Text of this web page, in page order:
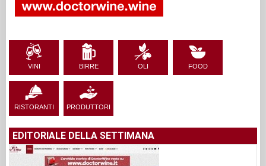
VINI BIRRE OLI FOOD
RISTORANTI PRODUTTORI
EDITORIALE DELLA SETTIMANA